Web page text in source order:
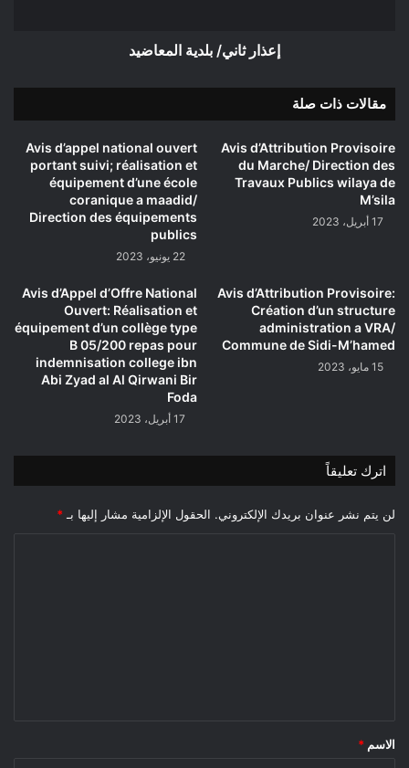
إعذار ثاني/ بلدية المعاضيد
مقالات ذات صلة
Avis d’Attribution Provisoire
du Marche/ Direction des
Travaux Publics wilaya de
M’sila
17 أبريل، 2023
Avis d’appel national ouvert
portant suivi; réalisation et
équipement d’une école
coranique a maadid/
Direction des équipements
publics
22 يونيو، 2023
Avis d’Attribution Provisoire:
Création d’un structure
administration a VRA/
Commune de Sidi-M’hamed
15 مايو، 2023
Avis d’Appel d’Offre National
Ouvert: Réalisation et
équipement d’un collège type
B 05/200 repas pour
indemnisation college ibn
Abi Zyad al Al Qirwani Bir
Foda
17 أبريل، 2023
اترك تعليقاً
لن يتم نشر عنوان بريدك الإلكتروني. الحقول الإلزامية مشار إليها بـ *
*
الاسم *